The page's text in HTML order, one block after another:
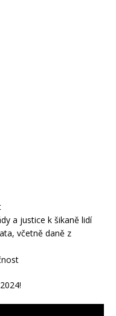
a justice k šikaně lidí
včetně daně z